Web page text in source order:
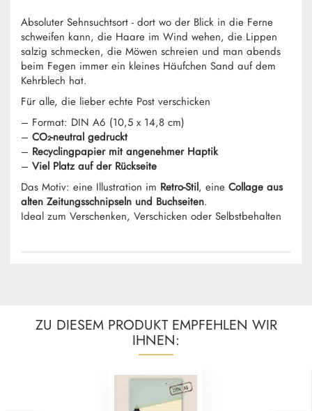
Absoluter Sehnsuchtsort - dort wo der Blick in die Ferne
schweifen kann, die Haare im Wind wehen, die Lippen
salzig schmecken, die Möwen schreien und man abends
beim Fegen immer ein kleines Häufchen Sand auf dem
Kehrblech hat.
Für alle, die lieber echte Post verschicken
– Format: DIN A6 (10,5 x 14,8 cm)
– CO₂-neutral gedruckt
– Recyclingpapier mit angenehmer Haptik
– Viel Platz auf der Rückseite
Das Motiv: eine Illustration im Retro-Stil, eine Collage aus
alten Zeitungsschnipseln und Buchseiten.
Ideal zum Verschenken, Verschicken oder Selbstbehalten
ZU DIESEM PRODUKT EMPFEHLEN WIR
IHNEN: